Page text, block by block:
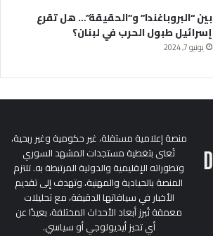
بين “البروباغندا” و”الحقيقة”… هل تقرع
إسرائيل طبول الحرب في لبنان؟
يونيو 7, 2024
منصة إعلامية مستقلة، غير حكومية وغير ربحية،
تُعنى بتغطية مستجدات المشهد السوري
وتطوراته الإقليمية والدولية المرتبطة به. تلتزم
المنصة بالحيادية والمهنية، وتهدف إلى تقديم
الأخبار في سياقاتها الدقيقة، مع تحليلات
معمقة تُبرز أبعاد الأحداث المختلفة، بعيدًا عن
أي تحيز أيديولوجي أو سياسي.